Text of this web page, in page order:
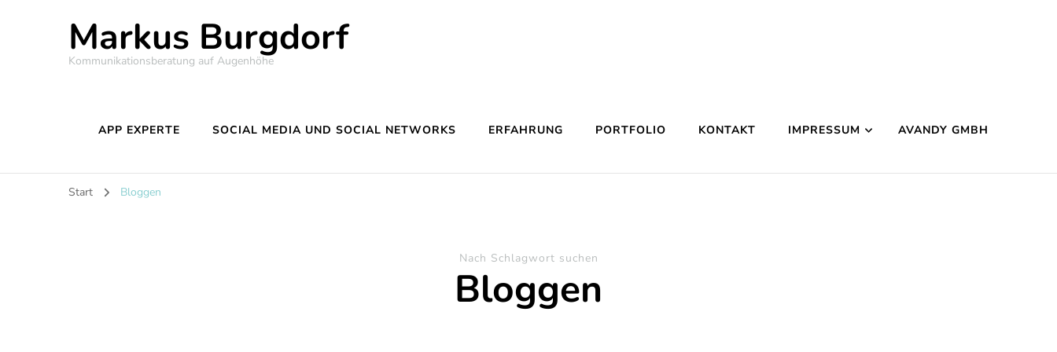
Markus Burgdorf
Kommunikationsberatung auf Augenhöhe
APP EXPERTE SOCIAL MEDIA UND SOCIAL NETWORKS ERFAHRUNG PORTFOLIO KONTAKT IMPRESSUM AVANDY GMBH
Start Bloggen
Nach Schlagwort suchen
Bloggen